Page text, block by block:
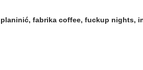
, fabrika coffee, fuckup nights,